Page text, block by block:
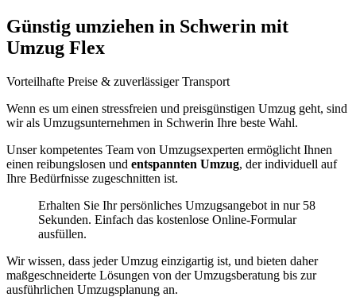
Günstig umziehen in Schwerin mit
Umzug Flex
Vorteilhafte Preise & zuverlässiger Transport
Wenn es um einen stressfreien und preisgünstigen Umzug geht, sind
wir als Umzugsunternehmen in Schwerin Ihre beste Wahl.
Unser kompetentes Team von Umzugsexperten ermöglicht Ihnen
einen reibungslosen und entspannten Umzug, der individuell auf
Ihre Bedürfnisse zugeschnitten ist.
Erhalten Sie Ihr persönliches Umzugsangebot in nur 58
Sekunden. Einfach das kostenlose Online-Formular
ausfüllen.
Wir wissen, dass jeder Umzug einzigartig ist, und bieten daher
maßgeschneiderte Lösungen von der Umzugsberatung bis zur
ausführlichen Umzugsplanung an.